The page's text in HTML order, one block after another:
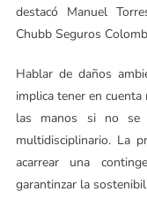
destacó Manuel
Chubb Seguros
Hablar de daños
implica tener en
las manos si no se
multidisciplinario. La
acarrear una
garantinzar la